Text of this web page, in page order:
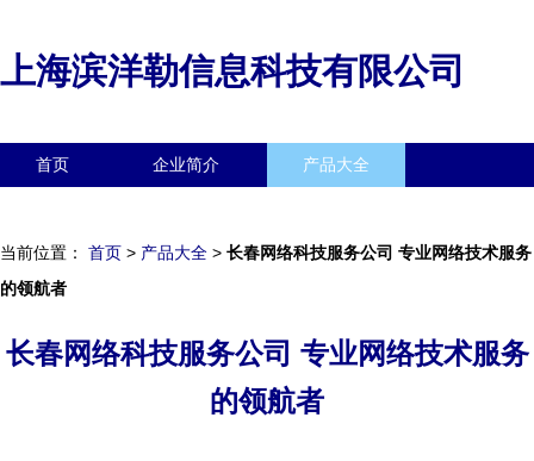
上海滨洋勒信息科技有限公司
首页 企业简介 产品大全
当前位置： 首页 > 产品大全 > 长春网络科技服务公司 专业网络技术服务
的领航者
长春网络科技服务公司 专业网络技术服务
的领航者